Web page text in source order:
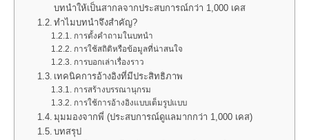
บทนำให้เป็นสากลจากประสบการณ์กว่า 1,000 เคส
ทำไมบทนำจึงสำคัญ?
การตั้งคำถามในบทนำ
การใช้สถิติหรือข้อมูลที่น่าสนใจ
การบอกเล่าเรื่องราว
เทคนิคการอ้างอิงที่มีประสิทธิภาพ
การสร้างบรรณานุกรม
การใช้การอ้างอิงแบบเต็มรูปแบบ
มุมมองจากพี่ (ประสบการณ์ดูแลมากกว่า 1,000 เคส)
บทสรุป